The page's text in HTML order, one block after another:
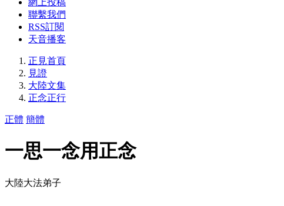
聯繫我們
RSS訂閱
天音播客
正見首頁
見證
大陸文集
正念正行
正體 簡體
一思一念用正念
大陸大法弟子